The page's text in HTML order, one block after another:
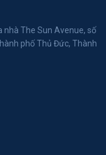
nhà The Sun Avenue, số
phố Thủ Đức, Thành